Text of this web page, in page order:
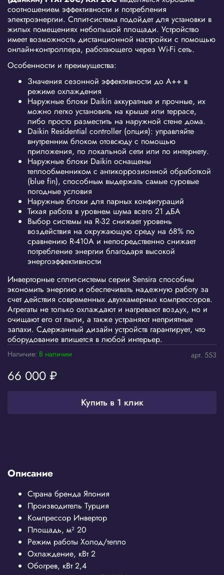
арт. 553
Наличие: В наличии
66 000 ₽
Купить в 1 клик
соотношением эффективности и потребления
электроэнергии. Сплит-система подойдет для установки в
жилых помещениях небольшой площади. Устройство
имеет возможность дистанционной настройки с помощью
онлайн-контроллера, работающего через Wi-Fi сеть.
Особенности и преимущества:
Значения сезонной эффективности до A++ в
режиме охлаждения
Наружные блоки Daikin аккуратные и прочные, их
можно легко установить на крыше или террасе,
либо просто разместить на наружной стене дома.
Daikin Residential controller (опция): управляйте
внутренним блоком отовсюду с помощью
приложения, по локальной сети или по интернету.
Наружные блоки Daikin оснащены
теплообменником с антикоррозионной обработкой
(blue fin), способным выдержать самые суровые
погодные условия
Наружные блоки для парных конфигураций
Тихая работа в уровнем шума всего 21 дБА
Выбор системы на R-32 снижает уровень
воздействия на окружающую среду на 68% по
сравнению R-410A и непосредственно снижает
потребление энергии благодаря высокой
энергоэффективности
Инверторные сплит-системы серии Sensira способны
экономить энергию и обеспечивать надежную работу за
счет действия современных двухкамерных компрессоров.
Агрегаты не только охлаждают и нагревают воздух, но и
очищают его от пыли, а также устраняют неприятные
запахи. Сдержанный дизайн устройств гарантирует, что
оборудование впишется в любой интерьер.
Описание
Страна бренда Япония
Производитель Турция
Компрессор Инвертор
Площадь, м² 20
Режим работы Холод/тепло
Охлаждение, кВт 2
Обогрев, кВт 2,4